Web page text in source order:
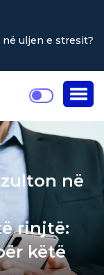
e stresit?
në
rinjtë:
këtë